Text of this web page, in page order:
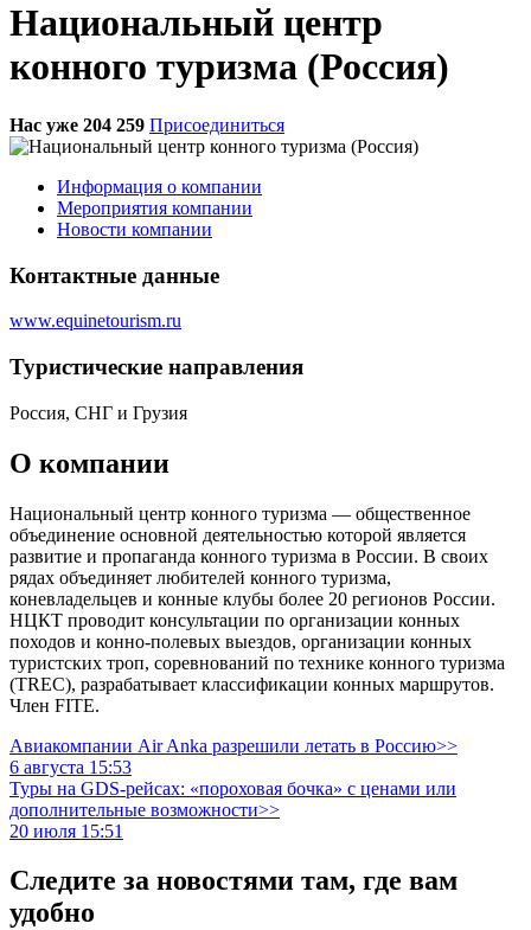
Национальный центр
конного туризма (Россия)
Нас уже 204 259 Присоединиться
Информация о компании
Мероприятия компании
Новости компании
Контактные данные
www.equinetourism.ru
Туристическиe направления
Россия, СНГ и Грузия
О компании
Национальный центр конного туризма — общественное
объединение основной деятельностью которой является
развитие и пропаганда конного туризма в России. В своих
рядах объединяет любителей конного туризма,
коневладельцев и конные клубы более 20 регионов России.
НЦКТ проводит консультации по организации конных
походов и конно-полевых выездов, организации конных
туристских троп, соревнований по технике конного туризма
(TREC), разрабатывает классификации конных маршрутов.
Член FITE.
Авиакомпании Air Anka разрешили летать в Россию>>
6 августа 15:53
Туры на GDS-рейсах: «пороховая бочка» с ценами или
дополнительные возможности>>
20 июля 15:51
Следите за новостями там, где вам
удобно